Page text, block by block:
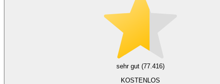
sehr gut (77.416)
KOSTENLOS